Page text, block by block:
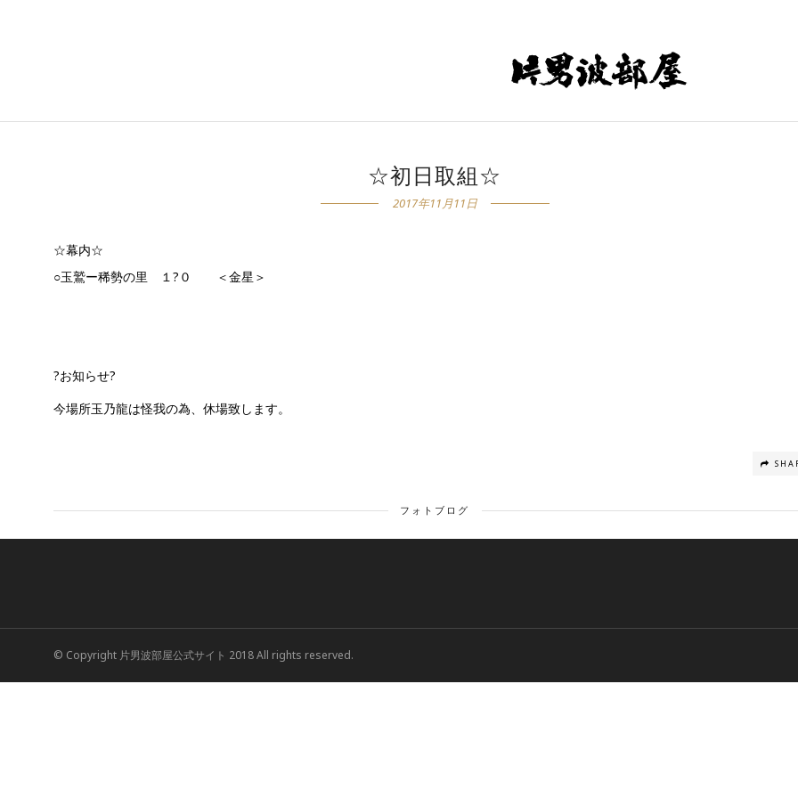
☆初日取組☆
2017年11月11日
☆幕内☆
○玉鷲ー稀勢の里 １?０ ＜金星＞
?お知らせ?
今場所玉乃龍は怪我の為、休場致します。
フォトブログ
© Copyright 片男波部屋公式サイト 2018 All rights reserved.